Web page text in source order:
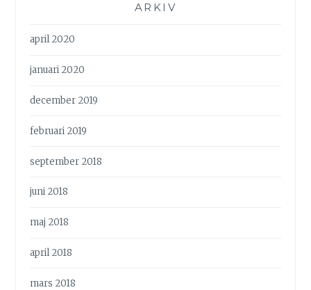
ARKIV
april 2020
januari 2020
december 2019
februari 2019
september 2018
juni 2018
maj 2018
april 2018
mars 2018